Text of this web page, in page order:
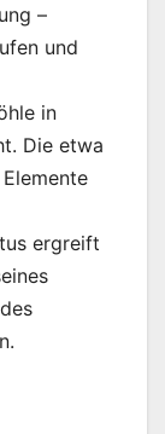
–
und
in
Die etwa
ergreift